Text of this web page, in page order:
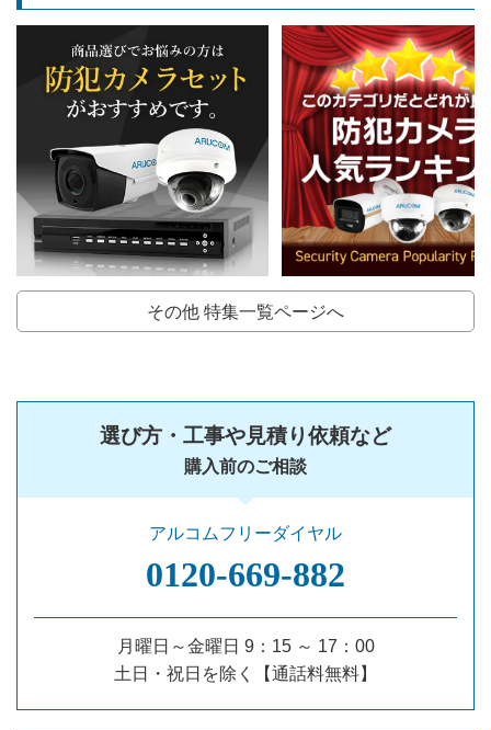
その他 特集一覧ページへ
選び方・工事や見積り依頼など
購入前のご相談
アルコムフリーダイヤル
0120‐669‐882
月曜日～金曜日 9：15 ～ 17：00
土日・祝日を除く【通話料無料】